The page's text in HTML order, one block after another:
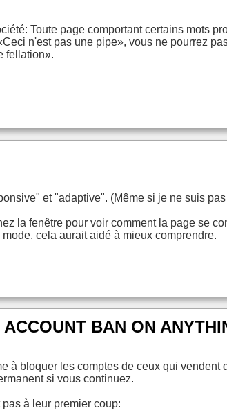
Toute page comportant certains mots
n'est pas une pipe», vous ne pourrez
fellation».
et "adaptive". (Même si je ne suis
la fenêtre pour voir comment la page se
cela aurait aidé à mieux comprendre.
BAN ON
à bloquer les comptes de ceux qui
si vous continuez.
à leur premier coup: